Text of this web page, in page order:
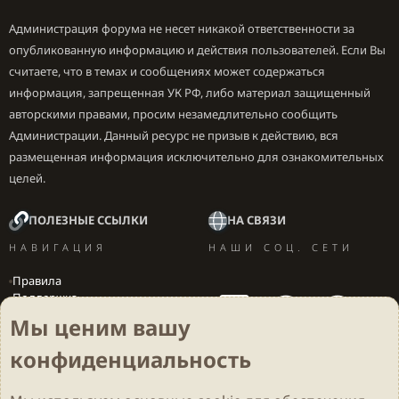
Администрация форума не несет никакой ответственности за
опубликованную информацию и действия пользователей. Если Вы
считаете, что в темах и сообщениях может содержаться
информация, запрещенная УК РФ, либо материал защищенный
авторскими правами, просим незамедлительно сообщить
Администрации. Данный ресурс не призыв к действию, вся
размещенная информация исключительно для ознакомительных
целей.
ПОЛЕЗНЫЕ ССЫЛКИ
НАВИГАЦИЯ
Правила
Поддержка
Локализация игр
НА СВЯЗИ
НАШИ СОЦ. СЕТИ
Мы ценим вашу
конфиденциальность